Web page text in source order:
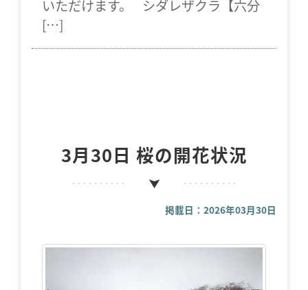
いただけます。 シダレザクラ【六分
[…]
3月30日 桜の開花状況
掲載日：2026年03月30日